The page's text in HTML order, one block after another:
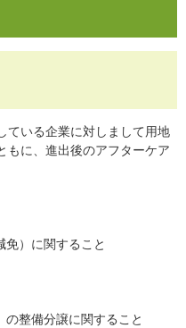
ている企業に対しまして用地
もに、進出後のアフターケア
）に関すること
整備分譲に関すること